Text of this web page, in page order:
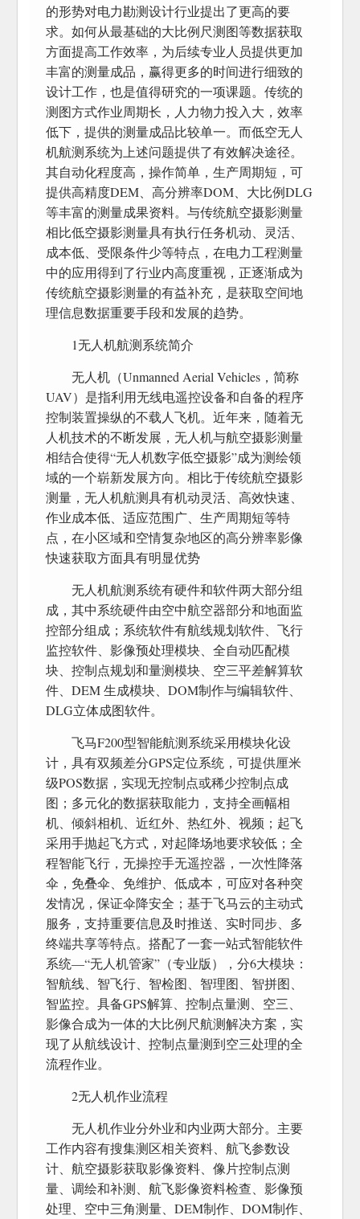
的形势对电力勘测设计行业提出了更高的要
求。如何从最基础的大比例尺测图等数据获取
方面提高工作效率，为后续专业人员提供更加
丰富的测量成品，赢得更多的时间进行细致的
设计工作，也是值得研究的一项课题。传统的
测图方式作业周期长，人力物力投入大，效率
低下，提供的测量成品比较单一。而低空无人
机航测系统为上述问题提供了有效解决途径。
其自动化程度高，操作简单，生产周期短，可
提供高精度DEM、高分辨率DOM、大比例DLG
等丰富的测量成果资料。与传统航空摄影测量
相比低空摄影测量具有执行任务机动、灵活、
成本低、受限条件少等特点，在电力工程测量
中的应用得到了行业内高度重视，正逐渐成为
传统航空摄影测量的有益补充，是获取空间地
理信息数据重要手段和发展的趋势。
1无人机航测系统简介
无人机（Unmanned Aerial Vehicles，简称
UAV）是指利用无线电遥控设备和自备的程序
控制装置操纵的不载人飞机。近年来，随着无
人机技术的不断发展，无人机与航空摄影测量
相结合使得“无人机数字低空摄影”成为测绘领
域的一个崭新发展方向。相比于传统航空摄影
测量，无人机航测具有机动灵活、高效快速、
作业成本低、适应范围广、生产周期短等特
点，在小区域和空情复杂地区的高分辨率影像
快速获取方面具有明显优势
无人机航测系统有硬件和软件两大部分组
成，其中系统硬件由空中航空器部分和地面监
控部分组成；系统软件有航线规划软件、飞行
监控软件、影像预处理模块、全自动匹配模
块、控制点规划和量测模块、空三平差解算软
件、DEM 生成模块、DOM制作与编辑软件、
DLG立体成图软件。
飞马F200型智能航测系统采用模块化设
计，具有双频差分GPS定位系统，可提供厘米
级POS数据，实现无控制点或稀少控制点成
图；多元化的数据获取能力，支持全画幅相
机、倾斜相机、近红外、热红外、视频；起飞
采用手抛起飞方式，对起降场地要求较低；全
程智能飞行，无操控手无遥控器，一次性降落
伞，免叠伞、免维护、低成本，可应对各种突
发情况，保证伞降安全；基于飞马云的主动式
服务，支持重要信息及时推送、实时同步、多
终端共享等特点。搭配了一套一站式智能软件
系统—“无人机管家”（专业版），分6大模块：
智航线、智飞行、智检图、智理图、智拼图、
智监控。具备GPS解算、控制点量测、空三、
影像合成为一体的大比例尺航测解决方案，实
现了从航线设计、控制点量测到空三处理的全
流程作业。
2无人机作业流程
无人机作业分外业和内业两大部分。主要
工作内容有搜集测区相关资料、航飞参数设
计、航空摄影获取影像资料、像片控制点测
量、调绘和补测、航飞影像资料检查、影像预
处理、空中三角测量、DEM制作、DOM制作、